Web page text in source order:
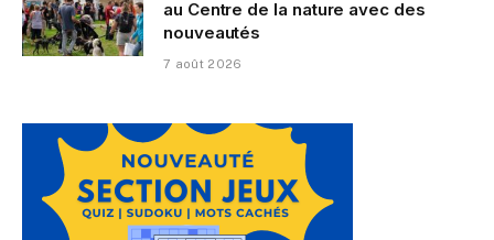
au Centre de la nature avec des
nouveautés
7 août 2026